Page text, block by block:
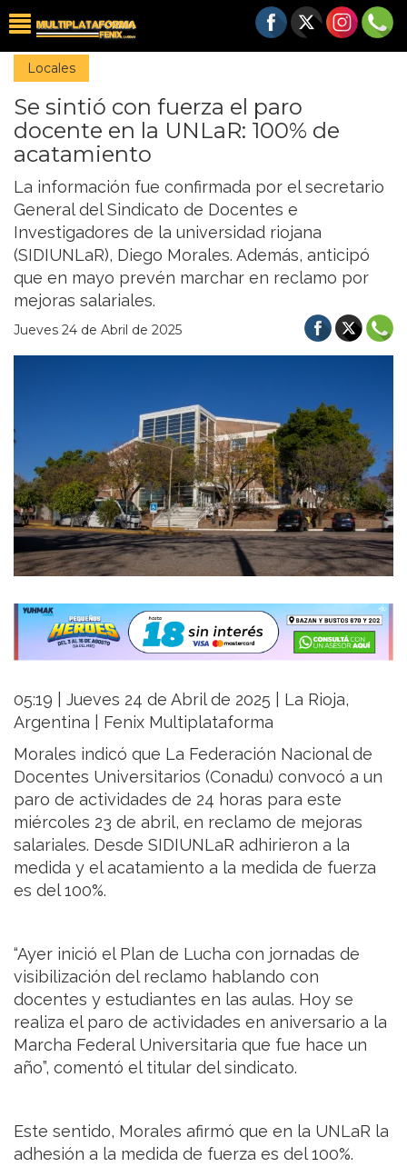
Locales
Se sintió con fuerza el paro
docente en la UNLaR: 100% de
acatamiento
La información fue confirmada por el secretario
General del Sindicato de Docentes e
Investigadores de la universidad riojana
(SIDIUNLaR), Diego Morales. Además, anticipó
que en mayo prevén marchar en reclamo por
mejoras salariales.
Jueves 24 de Abril de 2025
05:19 | Jueves 24 de Abril de 2025 | La Rioja,
Argentina | Fenix Multiplataforma
Morales indicó que La Federación Nacional de
Docentes Universitarios (Conadu) convocó a un
paro de actividades de 24 horas para este
miércoles 23 de abril, en reclamo de mejoras
salariales. Desde SIDIUNLaR adhirieron a la
medida y el acatamiento a la medida de fuerza
es del 100%.
“Ayer inició el Plan de Lucha con jornadas de
visibilización del reclamo hablando con
docentes y estudiantes en las aulas. Hoy se
realiza el paro de actividades en aniversario a la
Marcha Federal Universitaria que fue hace un
año”, comentó el titular del sindicato.
Este sentido, Morales afirmó que en la UNLaR la
adhesión a la medida de fuerza es del 100%.